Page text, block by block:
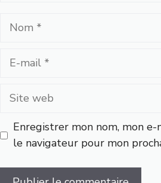
Nom
Site
Enregistrer mon nom, mon
le navigateur pour mon